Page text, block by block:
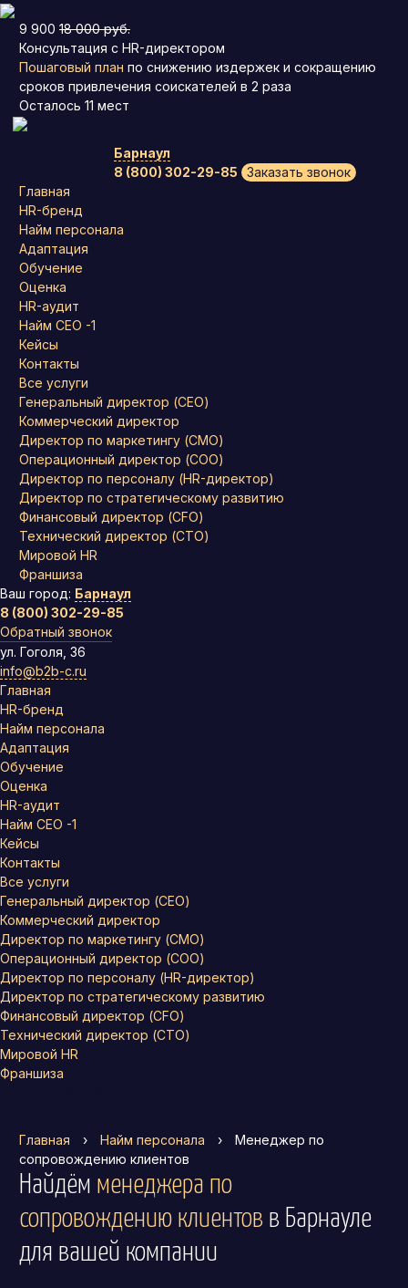
9 900 18 000 руб.
Консультация с HR-директором
Пошаговый план по снижению издержек и сокращению
сроков привлечения соискателей в 2 раза
Осталось 11 мест
Барнаул
8 (800) 302-29-85
Заказать звонок
Главная
HR-бренд
Найм персонала
Адаптация
Обучение
Оценка
HR-аудит
Найм СЕО -1
Кейсы
Контакты
Все услуги
Генеральный директор (CEO)
Коммерческий директор
Директор по маркетингу (CMO)
Операционный директор (COO)
Директор по персоналу (HR-директор)
Директор по стратегическому развитию
Финансовый директор (CFO)
Технический директор (CTO)
Мировой HR
Франшиза
Ваш город: Барнаул
8 (800) 302-29-85
Обратный звонок
ул. Гоголя, 36
info@b2b-c.ru
Главная
HR-бренд
Найм персонала
Адаптация
Обучение
Оценка
HR-аудит
Найм СЕО -1
Кейсы
Контакты
Все услуги
Генеральный директор (CEO)
Коммерческий директор
Директор по маркетингу (CMO)
Операционный директор (COO)
Директор по персоналу (HR-директор)
Директор по стратегическому развитию
Финансовый директор (CFO)
Технический директор (CTO)
Мировой HR
Франшиза
Главная › Найм персонала ›
Менеджер по
сопровождению клиентов
Найдём менеджера по
сопровождению клиентов в Барнауле
для вашей компании